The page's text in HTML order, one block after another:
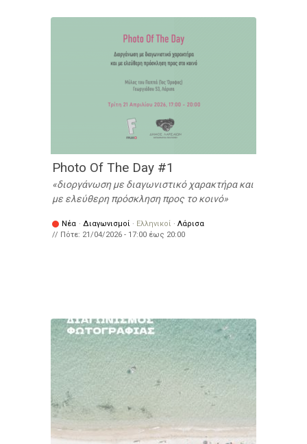
Photo Of The Day #1
διοργάνωση με διαγωνιστικό χαρακτήρα και
με ελεύθερη πρόσκληση προς το κοινό
Νέα · Διαγωνισμοί · Ελληνικοί · Λάρισα
// Πότε: 21/04/2026 - 17:00 έως 20:00